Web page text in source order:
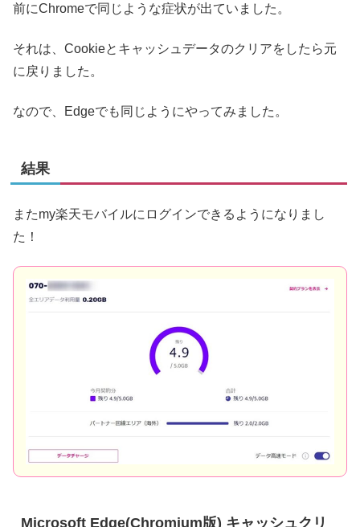
前にChromeで同じような症状が出ていました。
それは、Cookieとキャッシュデータのクリアをしたら元
に戻りました。
なので、Edgeでも同じようにやってみました。
結果
またmy楽天モバイルにログインできるようになりまし
た！
Microsoft Edge(Chromium版) キャッシュクリ